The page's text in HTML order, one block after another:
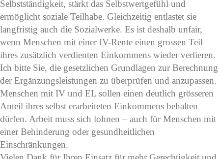
Selbstständigkeit, stärkt das Selbstwertgefühl und
ermöglicht soziale Teilhabe. Gleichzeitig entlastet sie
langfristig auch die Sozialwerke. Es ist deshalb unfair,
wenn Menschen mit einer IV-Rente einen grossen Teil
ihres zusätzlich verdienten Einkommens wieder verlieren.
Ich bitte Sie, die gesetzlichen Grundlagen zur Berechnung
der Ergänzungsleistungen zu überprüfen und anzupassen.
Menschen mit IV und EL sollen einen deutlich grösseren
Anteil ihres selbst erarbeiteten Einkommens behalten
dürfen. Arbeit muss sich lohnen – auch für Menschen mit
einer Behinderung oder gesundheitlichen
Einschränkungen.